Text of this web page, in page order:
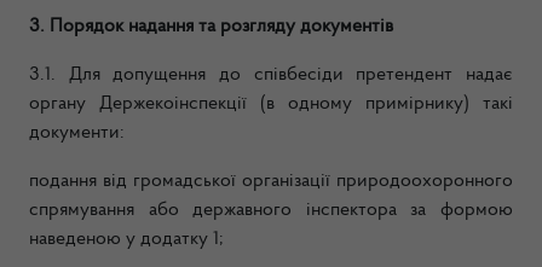
3. Порядок надання та розгляду документів
3.1. Для допущення до співбесіди претендент надає
органу Держекоінспекції (в одному примірнику) такі
документи:
подання від громадської організації природоохоронного
спрямування або державного інспектора за формою
наведеною у додатку 1;